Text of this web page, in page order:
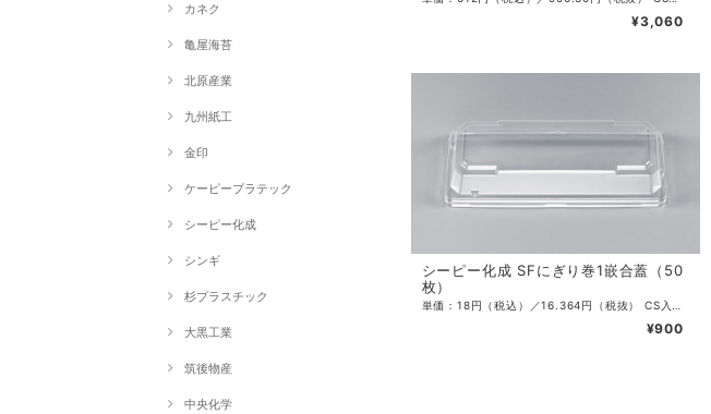
カネク
亀屋海苔
北原産業
九州紙工
金印
ケーピープラテック
シーピー化成
シンギ
杉プラスチック
大黒工業
筑後物産
中央化学
¥3,060
シーピー化成 SFにぎり巻1嵌合蓋（50
枚）
¥900